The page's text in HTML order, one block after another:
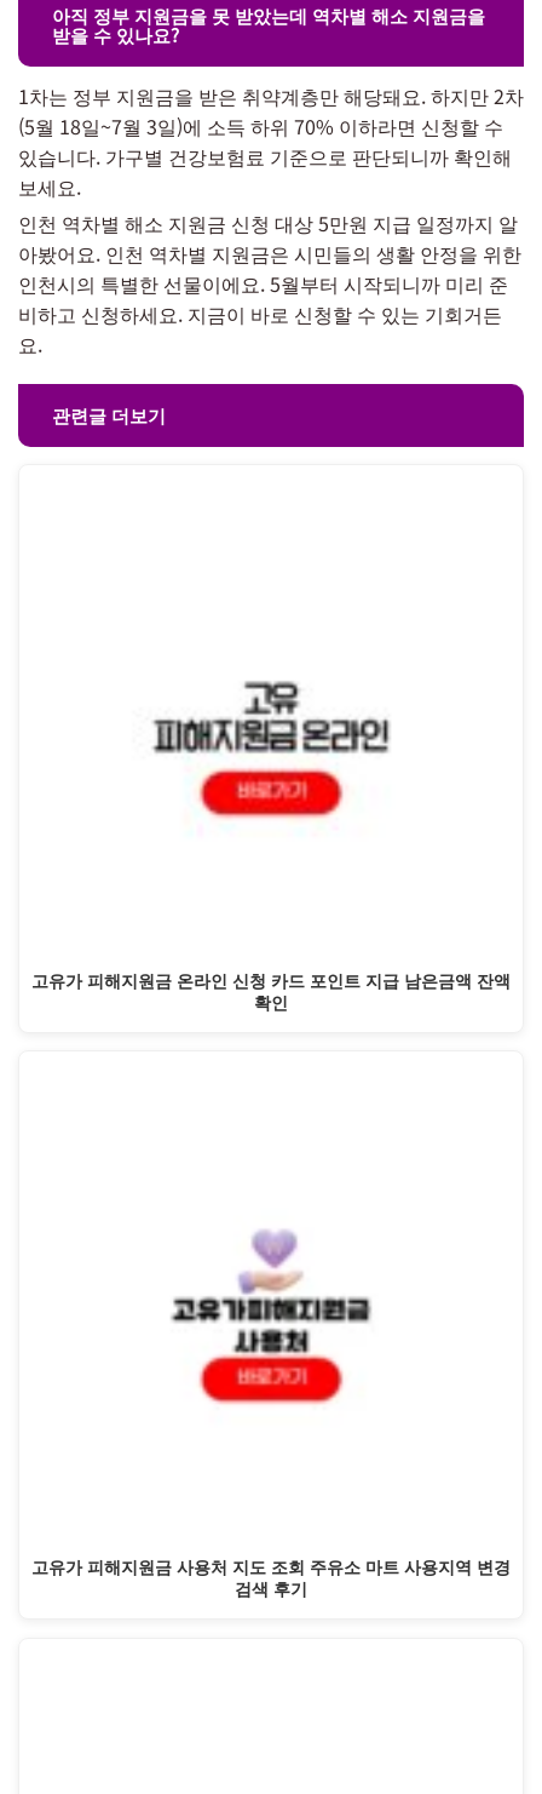
아직 정부 지원금을 못 받았는데 역차별 해소 지원금을
받을 수 있나요?
1차는 정부 지원금을 받은 취약계층만 해당돼요. 하지만 2차
(5월 18일~7월 3일)에 소득 하위 70% 이하라면 신청할 수
있습니다. 가구별 건강보험료 기준으로 판단되니까 확인해
보세요.
인천 역차별 해소 지원금 신청 대상 5만원 지급 일정까지 알
아봤어요. 인천 역차별 지원금은 시민들의 생활 안정을 위한
인천시의 특별한 선물이에요. 5월부터 시작되니까 미리 준
비하고 신청하세요. 지금이 바로 신청할 수 있는 기회거든
요.
관련글 더보기
고유가 피해지원금 온라인 신청 카드 포인트 지급 남은금액 잔액
확인
고유가 피해지원금 사용처 지도 조회 주유소 마트 사용지역 변경
검색 후기